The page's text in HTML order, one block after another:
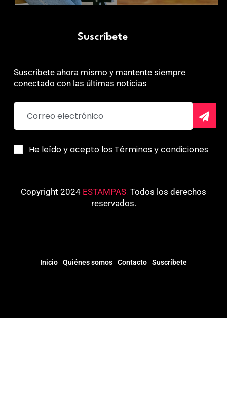
Suscríbete
Suscríbete ahora mismo y mantente siempre
conectado con las últimas noticias
He leído y acepto los Términos y condiciones
Copyright 2024 ESTAMPAS Todos los derechos
reservados.
Inicio Quiénes somos Contacto Suscríbete